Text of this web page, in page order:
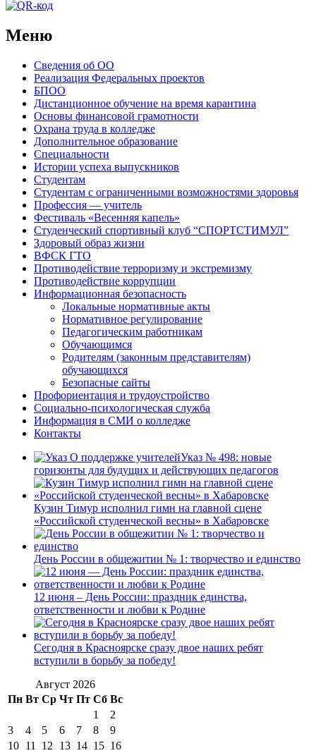
Меню
Сведения об ОО
Реализация Федеральных проектов
БПОО
Дистанционное обучение на время карантина
Основы финансовой грамотности
Охрана труда в колледже
Дополнительное образование
Специальности
Истории успеха выпускников
Студентам
Студентам с ограниченными возможностями здоровья
Профессия — учитель
Фестиваль «Весенняя капель»
Студенческий спортивный клуб “СПОРТСТИМУЛ”
Здоровый образ жизни
ВФСК ГТО
Противодействие терроризму и экстремизму
Противодействие коррупции
Информационная безопасность
Локальные нормативные акты
Нормативное регулирование
Педагогическим работникам
Обучающимся
Родителям (законным представителям)
обучающихся
Безопасные сайты
Профориентация и трудоустройство
Социально-психологическая служба
Информация в СМИ о колледже
Контакты
Указ № 498: новые
горизонты для будущих и действующих педагогов
Кузин Тимур исполнил гимн на главной сцене
«Российской студенческой весны» в Хабаровске
День России в общежитии № 1: творчество и единство
12 июня – День России: праздник единства,
ответственности и любви к Родине
Сегодня в Красноярске сразу двое наших ребят
вступили в борьбу за победу!
Август 2026
Пн Вт Ср Чт Пт Сб Вс
1
2
3
4 5 6 7 8
9
10 11 12 13 14 15 16